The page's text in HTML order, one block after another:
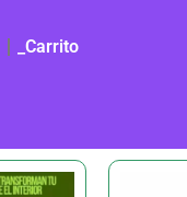
_Carrito